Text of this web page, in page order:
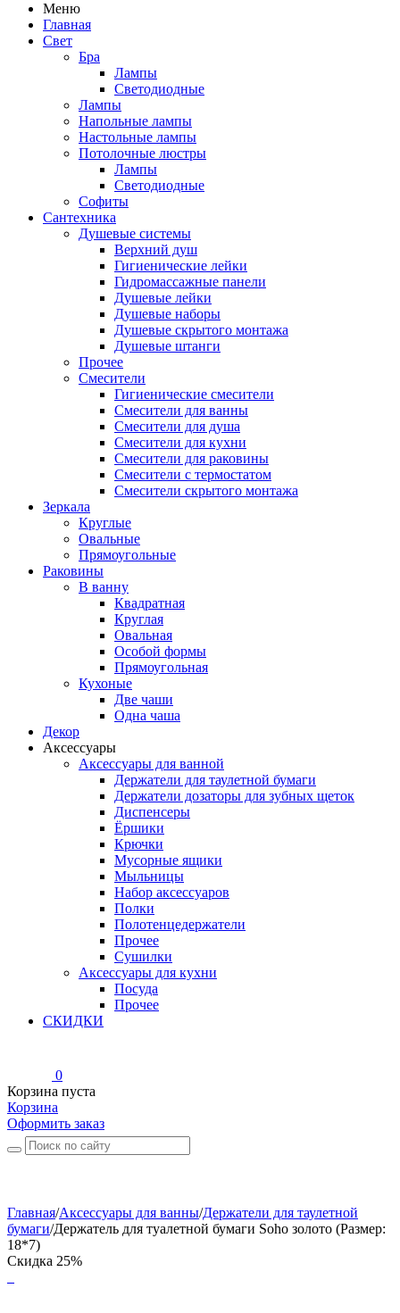
Меню
Главная
Свет
Бра
Лампы
Светодиодные
Лампы
Напольные лампы
Настольные лампы
Потолочные люстры
Лампы
Светодиодные
Софиты
Сантехника
Душевые системы
Верхний душ
Гигиенические лейки
Гидромассажные панели
Душевые лейки
Душевые наборы
Душевые скрытого монтажа
Душевые штанги
Прочее
Смесители
Гигиенические смесители
Смесители для ванны
Смесители для душа
Смесители для кухни
Смесители для раковины
Смесители с термостатом
Смесители скрытого монтажа
Зеркала
Круглые
Овальные
Прямоугольные
Раковины
В ванну
Квадратная
Круглая
Овальная
Особой формы
Прямоугольная
Кухоные
Две чаши
Одна чаша
Декор
Аксессуары
Аксессуары для ванной
Держатели для таулетной бумаги
Держатели дозаторы для зубных щеток
Диспенсеры
Ёршики
Крючки
Мусорные ящики
Мыльницы
Набор аксессуаров
Полки
Полотенцедержатели
Прочее
Сушилки
Аксессуары для кухни
Посуда
Прочее
СКИДКИ
0
Корзина пуста
Корзина
Оформить заказ
Главная/Аксессуары для ванны/Держатели для таулетной
бумаги/Держатель для туалетной бумаги Soho золото (Размер:
18*7)
Скидка 25%